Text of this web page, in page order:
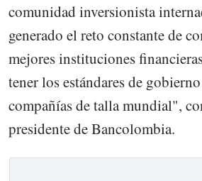
comunidad inversionista
generado el reto constante de
mejores instituciones
tener los estándares de
compañías de talla mundial",
presidente de Bancolombia.